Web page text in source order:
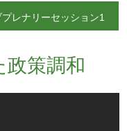
プレナリーセッション1
策調和